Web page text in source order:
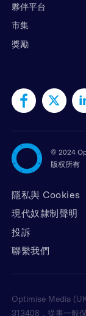
夥伴平台
市集
獎勵
© 2024
版权所有
隱私與 Cookies
現代奴隸制聲明
投訴
聯繫我們
Optimise Media
313408，從事一般